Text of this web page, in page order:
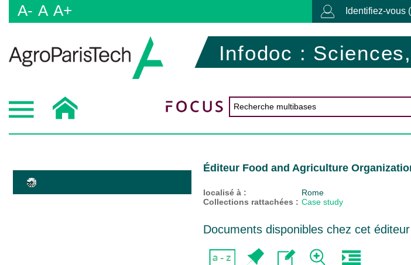
A- A A+ Identifiez-vous
Infodoc :
Éditeur Food and Agriculture
localisé à :
Rome
Collections rattachées : Case study
Documents disponibles chez cet